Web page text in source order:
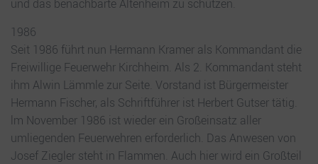
und das benachbarte Altenheim zu schützen.
1986
Seit 1986 führt nun Hermann Kramer als Kommandant die
Freiwillige Feuerwehr Kirchheim. Als 2. Kommandant steht
ihm Alwin Lämmle zur Seite. Vorstand ist Bürgermeister
Hermann Fischer, als Schriftführer ist Herbert Gutser tätig.
lm November 1986 ist wieder ein Großeinsatz aller
umliegenden Feuerwehren erforderlich. Das Anwesen von
Josef Ziegler steht in Flammen. Auch hier wird ein Großteil